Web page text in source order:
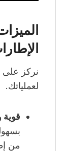
نركز على
لعملياتك.
قوية
من